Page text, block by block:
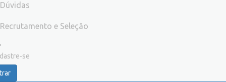
Dúvidas
Recrutamento e Seleção
se